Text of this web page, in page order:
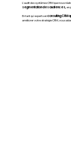
L'audit des systèmes CRM que nous
segmentation des audiences,en
En tant qu'experts enconsulting CRM
améliorer votre stratégie CRM, vous